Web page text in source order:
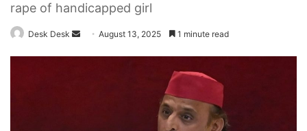
rape of handicapped girl
Desk Desk
SendAugust 13, 2025 1 minute read